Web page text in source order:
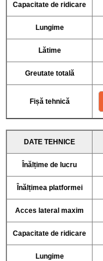
Capacitate de ridicare
Lungime
Lătime
Greutate totală
Fișă tehnică
DATE TEHNICE
Înălțime de lucru
Înălțimea platformei
Acces lateral maxim
Capacitate de ridicare
Lungime